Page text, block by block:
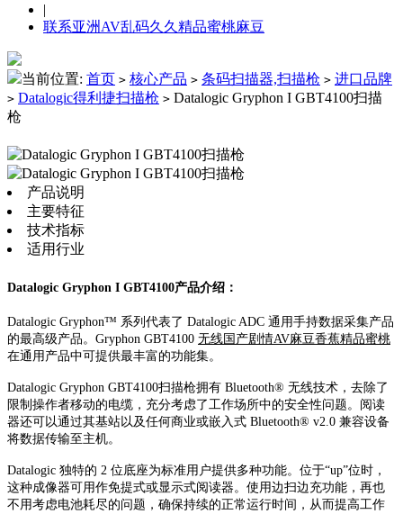
|
联系亚洲AV乱码久久精品蜜桃麻豆
当前位置: 首页 > 核心产品 > 条码扫描器,扫描枪 > 进口品牌
> Datalogic得利捷扫描枪 > Datalogic Gryphon I GBT4100扫描
枪
产品说明
主要特征
技术指标
适用行业
Datalogic Gryphon I GBT4100产品介绍：
Datalogic Gryphon™ 系列代表了 Datalogic ADC 通用手持数据采集产品
的最高级产品。Gryphon GBT4100 无线国产剧情AV麻豆香蕉精品蜜桃
在通用产品中可提供最丰富的功能集。
Datalogic Gryphon GBT4100扫描枪拥有 Bluetooth® 无线技术，去除了
限制操作者移动的电缆，充分考虑了工作场所中的安全性问题。阅读
器还可以通过其基站以及任何商业或嵌入式 Bluetooth® v2.0 兼容设备
将数据传输至主机。
Datalogic 独特的 2 位底座为标准用户提供多种功能。位于“up”位时，
这种成像器可用作免提式或显示式阅读器。使用边扫边充功能，再也
不用考虑电池耗尽的问题，确保持续的正常运行时间，从而提高工作